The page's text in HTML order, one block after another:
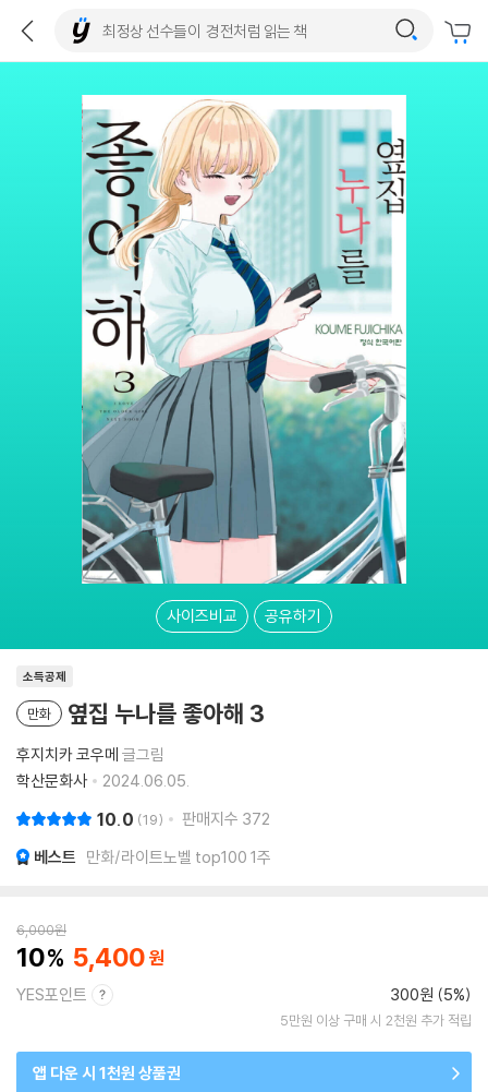
사이즈비교 공유하기
소득공제
만화 옆집 누나를 좋아해 3
후지치카 코우메 글그림
학산문화사
2024.06.05.
10.0 19 판매지수 372
베스트 만화/라이트노벨 top100 1주
6,000원
10 5,400
YES포인트 300원 (5%)
5만원 이상 구매 시 2천원 추가 적립
앱 다운 시 1천원 상품권